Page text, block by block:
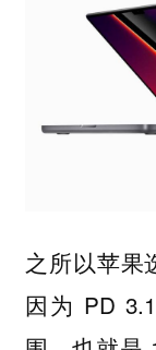
之所以苹果
因为 PD